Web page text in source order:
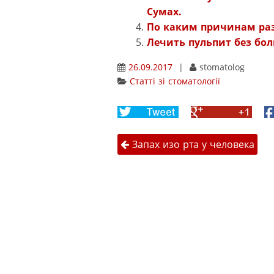
Сумах.
По каким причинам
Лечить пульпит без
26.09.2017 |
stomatolog
Статті зі стоматології
Share
Twitter
Share
Google+
Навігація
Запах изо рта у человека